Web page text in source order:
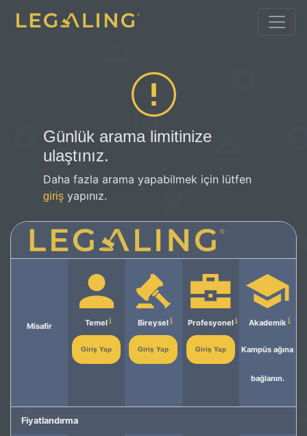
Günlük arama limitinize
ulaştınız.
Daha fazla arama yapabilmek için lütfen
giriş yapınız.
Misafir Temel
Giriş Yap
Bireysel
Giriş Yap
Profesyonel
Giriş Yap
Akademik
Kampüs ağına
bağlanın.
Fiyatlandırma